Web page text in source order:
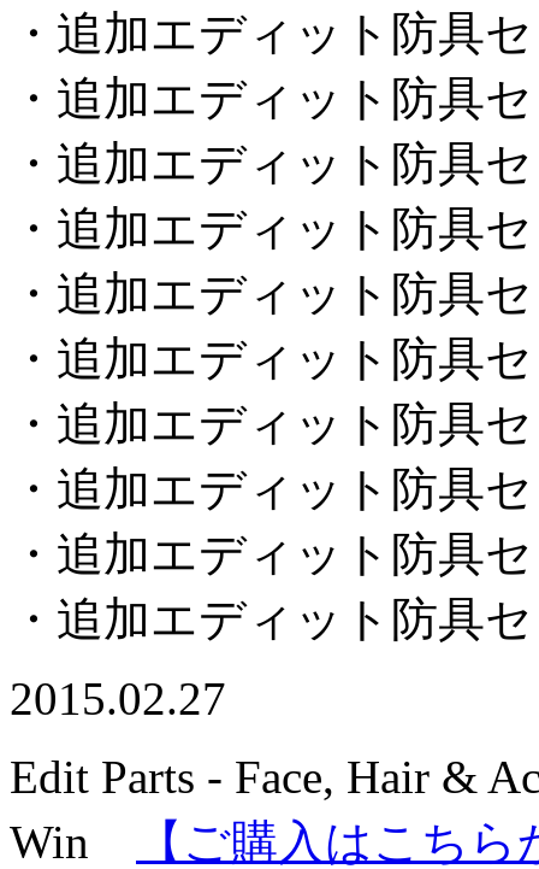
・追加エディット防具
・追加エディット防具
・追加エディット防具
・追加エディット防具
・追加エディット防具
・追加エディット防具
・追加エディット防具
・追加エディット防具
・追加エディット防具
・追加エディット防具
2015.02.27
Edit Parts - Face, Hair &
Win
【ご購入はこちら